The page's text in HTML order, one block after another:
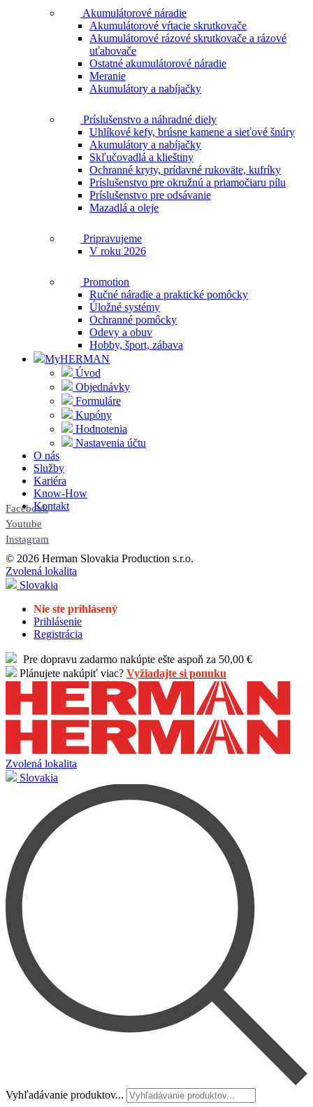
Akumulátorové náradie
Akumulátorové vŕtacie skrutkovače
Akumulátorové rázové skrutkovače a rázové
uťahovače
Ostatné akumulátorové náradie
Meranie
Akumulátory a nabíjačky
Príslušenstvo a náhradné diely
Uhlíkové kefy, brúsne kamene a sieťové šnúry
Akumulátory a nabíjačky
Skľučovadlá a klieštiny
Ochranné kryty, prídavné rukoväte, kufríky
Príslušenstvo pre okružnú a priamočiaru pílu
Príslušenstvo pre odsávanie
Mazadlá a oleje
Pripravujeme
V roku 2026
Promotion
Ručné náradie a praktické pomôcky
Úložné systémy
Ochranné pomôcky
Odevy a obuv
Hobby, šport, zábava
MyHERMAN
Úvod
Objednávky
Formuláre
Kupóny
Hodnotenia
Nastavenia účtu
O nás
Služby
Kariéra
Know-How
Kontakt
Facebook
Youtube
Instagram
© 2026 Herman Slovakia Production s.r.o.
Zvolená lokalita
Slovakia
Nie ste prihlásený
Prihlásenie
Registrácia
Pre dopravu zadarmo nakúpte ešte aspoň za 50,00 €
Plánujete nakúpiť viac? Vyžiadajte si ponuku
Zvolená lokalita
Slovakia
Vyhľadávanie produktov...